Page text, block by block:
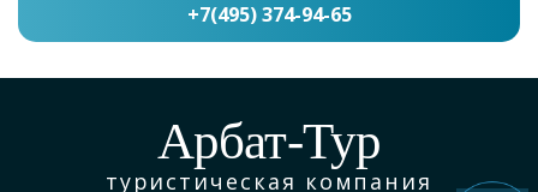
+7(495) 374-94-65
Арбат-Тур
туристическая компания